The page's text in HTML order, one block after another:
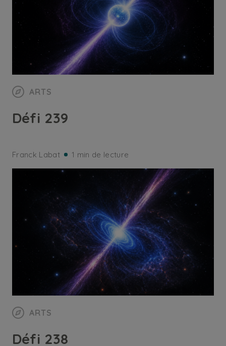
ARTS
Défi 239
Franck Labat 1 min de lecture
ARTS
Défi 238